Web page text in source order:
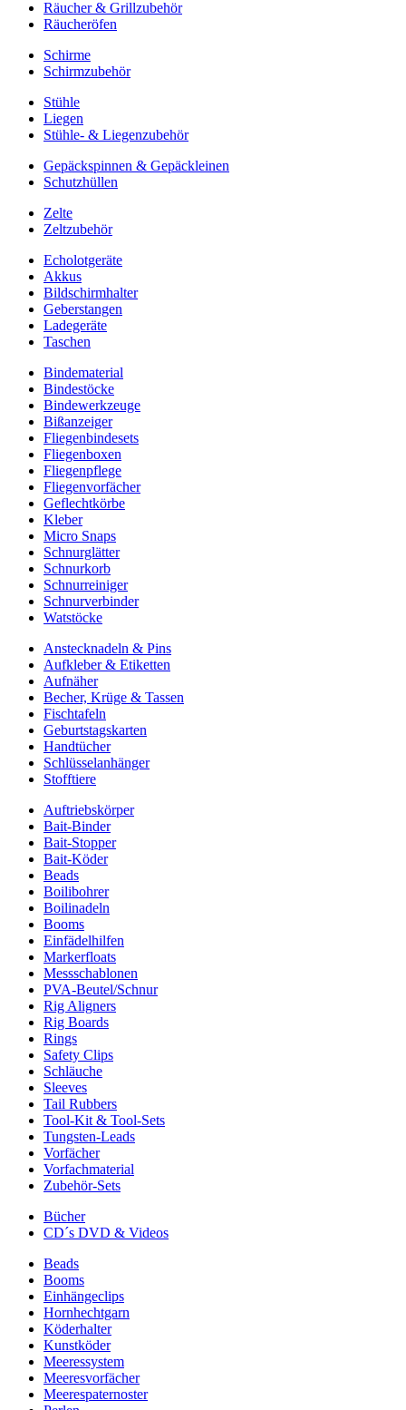
Räucher & Grillzubehör
Räucheröfen
Schirme
Schirmzubehör
Stühle
Liegen
Stühle- & Liegenzubehör
Gepäckspinnen & Gepäckleinen
Schutzhüllen
Zelte
Zeltzubehör
Echolotgeräte
Akkus
Bildschirmhalter
Geberstangen
Ladegeräte
Taschen
Bindematerial
Bindestöcke
Bindewerkzeuge
Bißanzeiger
Fliegenbindesets
Fliegenboxen
Fliegenpflege
Fliegenvorfächer
Geflechtkörbe
Kleber
Micro Snaps
Schnurglätter
Schnurkorb
Schnurreiniger
Schnurverbinder
Watstöcke
Anstecknadeln & Pins
Aufkleber & Etiketten
Aufnäher
Becher, Krüge & Tassen
Fischtafeln
Geburtstagskarten
Handtücher
Schlüsselanhänger
Stofftiere
Auftriebskörper
Bait-Binder
Bait-Stopper
Bait-Köder
Beads
Boilibohrer
Boilinadeln
Booms
Einfädelhilfen
Markerfloats
Messschablonen
PVA-Beutel/Schnur
Rig Aligners
Rig Boards
Rings
Safety Clips
Schläuche
Sleeves
Tail Rubbers
Tool-Kit & Tool-Sets
Tungsten-Leads
Vorfächer
Vorfachmaterial
Zubehör-Sets
Bücher
CD´s DVD & Videos
Beads
Booms
Einhängeclips
Hornhechtgarn
Köderhalter
Kunstköder
Meeressystem
Meeresvorfächer
Meerespaternoster